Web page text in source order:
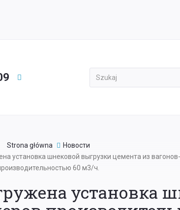
Strona główna
Новости
установка шнековой выгрузки цемента из
60 м3/ч.
установка